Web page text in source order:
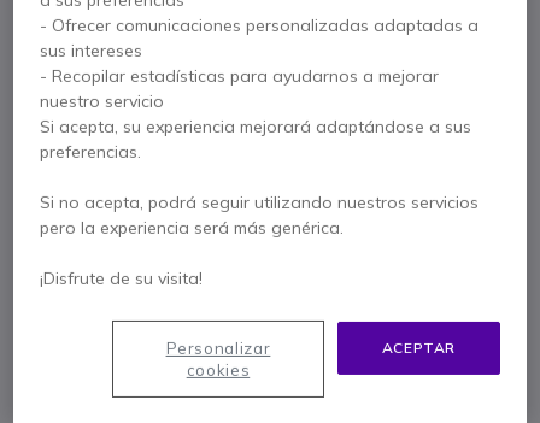
serie HT
Ref. del producto: ENTCSBHT // Ref. fabricante: CSBHT
Cargador rápido de seis unidades para walkie
talkies Entel HT
379,95 €
Cantidad
AÑADIR AL CARRITO
PRESUPUESTO EN 4 H
Paga en 3 pagos de153,25 € Mostrar más
- Ofrecer comunicaciones personalizadas adaptadas a
sus intereses
- Recopilar estadísticas para ayudarnos a mejorar
nuestro servicio
Si acepta, su experiencia mejorará adaptándose a sus
preferencias.
Si no acepta, podrá seguir utilizando nuestros servicios
pero la experiencia será más genérica.
¡Disfrute de su visita!
ACEPTAR
Personalizar
cookies